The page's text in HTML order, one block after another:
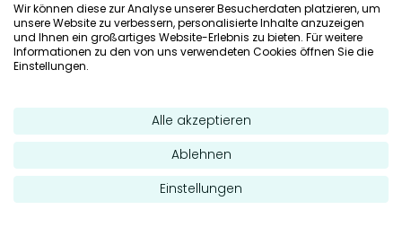
Wir können diese zur Analyse unserer Besucherdaten platzieren, um
unsere Website zu verbessern, personalisierte Inhalte anzuzeigen
und Ihnen ein großartiges Website-Erlebnis zu bieten. Für weitere
Informationen zu den von uns verwendeten Cookies öffnen Sie die
Einstellungen.
Alle akzeptieren
Ablehnen
Einstellungen